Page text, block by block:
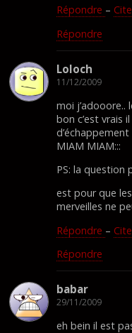
Répondre –
Répondre
Loloch
11/12/2009
moi j’adooore..
bon c’est vrais
MIAM MIAM:::
PS: la question
est pour que
merveilles ne
Répondre –
Répondre
babar
29/11/2009
eh bein il est